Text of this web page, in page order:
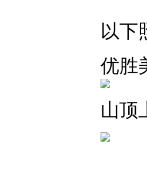
以下
优胜
山顶